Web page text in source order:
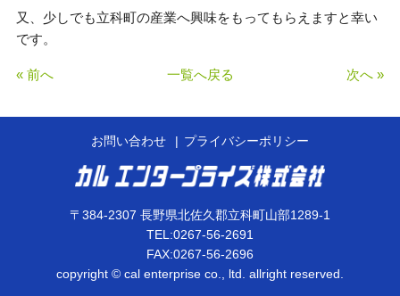
又、少しでも立科町の産業へ興味をもってもらえますと幸い
です。
« 前へ 次へ »
一覧へ戻る
お問い合わせ プライバシーポリシー
〒384-2307 長野県北佐久郡立科町山部1289-1
TEL:0267-56-2691
FAX:0267-56-2696
copyright © cal enterprise co., ltd. allright reserved.